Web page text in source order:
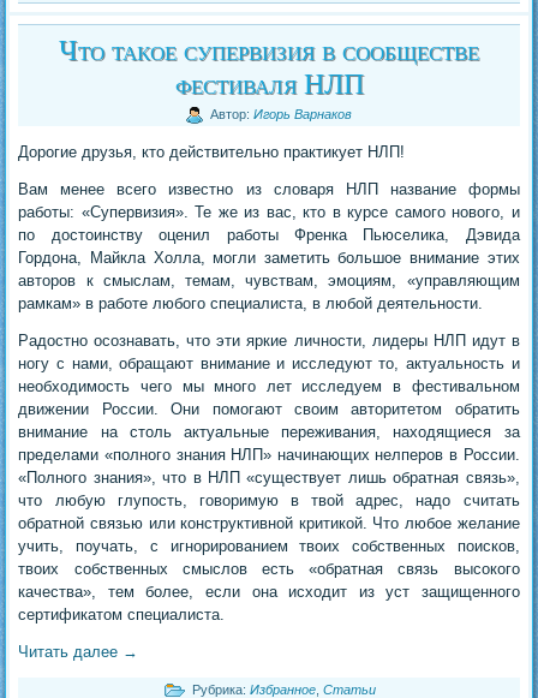
Что такое супервизия в сообществе
фестиваля НЛП
Автор: Игорь Варнаков
Дорогие друзья, кто действительно практикует НЛП!
Вам менее всего известно из словаря НЛП название формы
работы: «Супервизия». Те же из вас, кто в курсе самого нового, и
по достоинству оценил работы Френка Пьюселика, Дэвида
Гордона, Майкла Холла, могли заметить большое внимание этих
авторов к смыслам, темам, чувствам, эмоциям, «управляющим
рамкам» в работе любого специалиста, в любой деятельности.
Радостно осознавать, что эти яркие личности, лидеры НЛП идут в
ногу с нами, обращают внимание и исследуют то, актуальность и
необходимость чего мы много лет исследуем в фестивальном
движении России. Они помогают своим авторитетом обратить
внимание на столь актуальные переживания, находящиеся за
пределами «полного знания НЛП» начинающих нелперов в России.
«Полного знания», что в НЛП «существует лишь обратная связь»,
что любую глупость, говоримую в твой адрес, надо считать
обратной связью или конструктивной критикой. Что любое желание
учить, поучать, с игнорированием твоих собственных поисков,
твоих собственных смыслов есть «обратная связь высокого
качества», тем более, если она исходит из уст защищенного
сертификатом специалиста.
Читать далее →
Рубрика: Избранное, Статьи